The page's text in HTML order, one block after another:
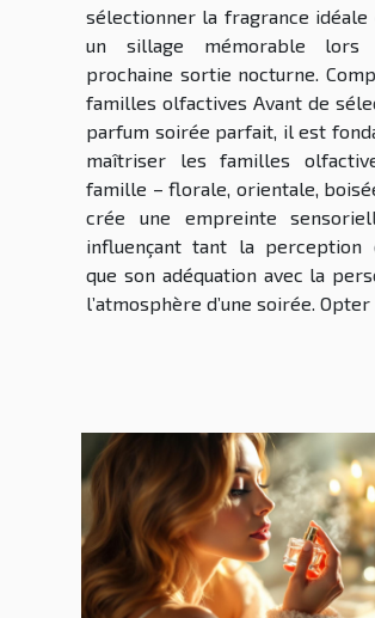
sélectionner la fragrance
un sillage mémorable
prochaine sortie nocturne.
familles olfactives Avant de
parfum soirée parfait, il est
maîtriser les familles
famille – florale, orientale,
crée une empreinte
influençant tant la perception
que son adéquation avec la
l’atmosphère d’une soirée. Opter